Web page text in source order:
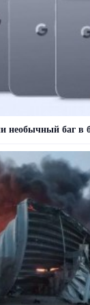
необычный баг в